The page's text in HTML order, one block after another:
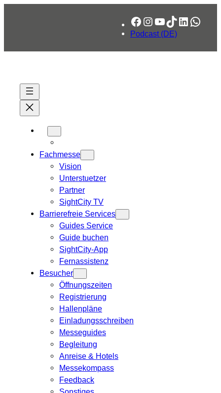
Facebook
Instagram
YouTube
TikTok
LinkedIn
Podcast (DE)
Fachmesse
Vision
Unterstuetzer
Partner
SightCity TV
Barrierefreie Services
Guides Service
Guide buchen
SightCity-App
Fernassistenz
Besucher
Öffnungszeiten
Registrierung
Hallenpläne
Einladungsschreiben
Messeguides
Begleitung
Anreise & Hotels
Messekompass
Feedback